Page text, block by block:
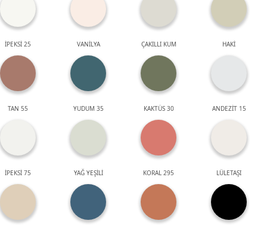
İPEKSİ 25 VANİLYA ÇAKILLI KUM HAKİ
TAN 55 YUDUM 35 KAKTÜS 30 ANDEZİT 15
İPEKSİ 75 YAĞ YEŞİLİ KORAL 295 LÜLETAŞI